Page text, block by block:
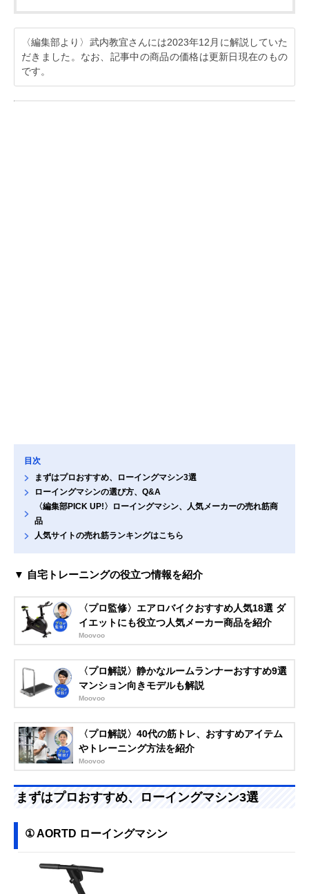
〈編集部より〉武内教宜さんには2023年12月に解説していた
だきました。なお、記事中の商品の価格は更新日現在のもの
です。
目次
まずはプロおすすめ、ローイングマシン3選
ローイングマシンの選び方、Q&A
〈編集部PICK UP!〉ローイングマシン、人気メーカーの売れ筋商
品
人気サイトの売れ筋ランキングはこちら
▼ 自宅トレーニングの役立つ情報を紹介
〈プロ監修〉エアロバイクおすすめ人気18選 ダ
イエットにも役立つ人気メーカー商品を紹介
Moovoo
〈プロ解説〉静かなルームランナーおすすめ9選
マンション向きモデルも解説
Moovoo
〈プロ解説〉40代の筋トレ、おすすめアイテム
やトレーニング方法を紹介
Moovoo
まずはプロおすすめ、ローイングマシン3選
① AORTD ローイングマシン